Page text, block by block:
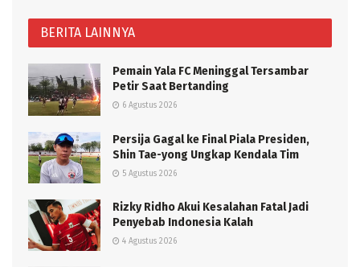
BERITA LAINNYA
Pemain Yala FC Meninggal Tersambar
Petir Saat Bertanding
6 Agustus 2026
Persija Gagal ke Final Piala Presiden,
Shin Tae-yong Ungkap Kendala Tim
5 Agustus 2026
Rizky Ridho Akui Kesalahan Fatal Jadi
Penyebab Indonesia Kalah
4 Agustus 2026